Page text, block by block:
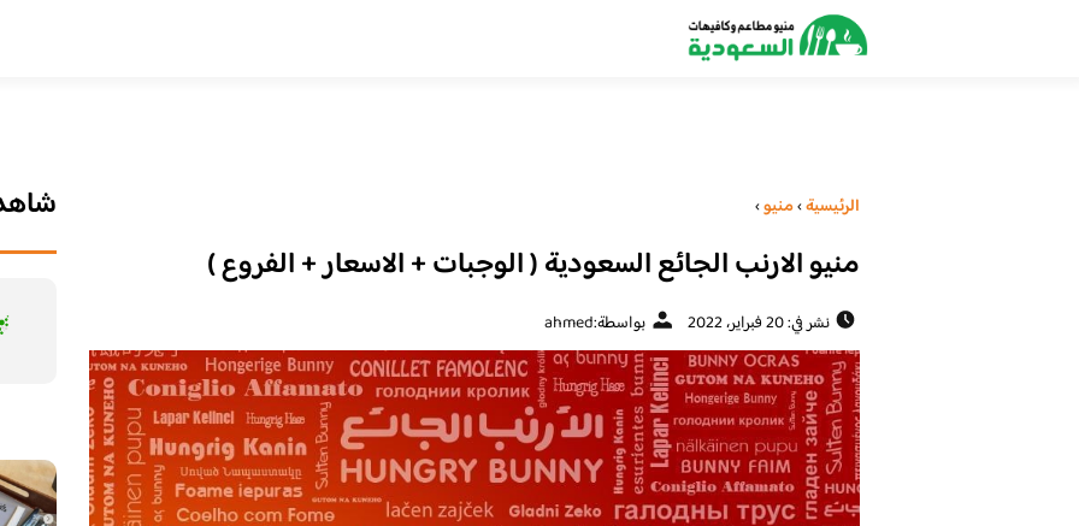
الرئيسية›منيو›
منيو الارنب الجائع السعودية ( الوجبات + الاسعار + الفروع )
نشر في: 20 فبراير، 2022 بواسطة:ahmed